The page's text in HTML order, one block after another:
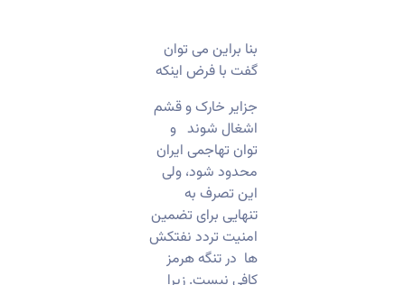
​بنا براین می توان
گفت با فرض اینکه
جزایر خارک و قشم
اشغال شوند و
توان تهاجمی ایران
محدود شود، ولی
این تصرف به
تنهایی برای تضمین
امنیت تردد نفتکش
ها در تنگه هرمز